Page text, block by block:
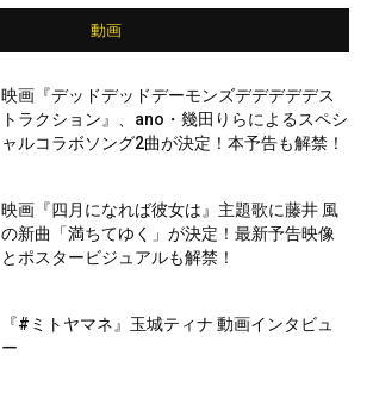
動画
映画『デッドデッドデーモンズデデデデデス
トラクション』、ano・幾田りらによるスペシ
ャルコラボソング2曲が決定！本予告も解禁！
映画『四月になれば彼女は』主題歌に藤井 風
の新曲「満ちてゆく」が決定！最新予告映像
とポスタービジュアルも解禁！
『#ミトヤマネ』玉城ティナ 動画インタビュ
ー